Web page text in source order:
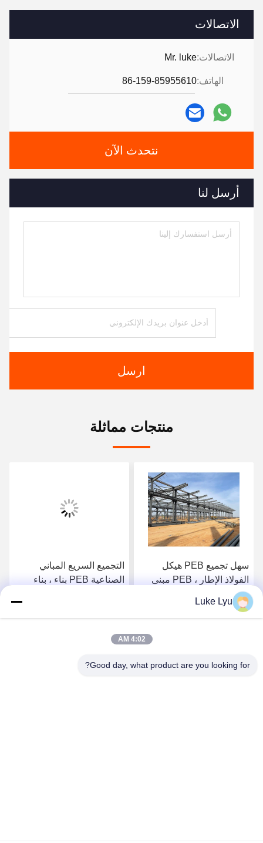
الاتصالات
الاتصالات:Mr. luke
الهاتف:86-159-85955610
نتحدث الآن
أرسل لنا
ارسل
منتجات مماثلة
سهل تجميع PEB هيكل
الفولاذ الإطار ، PEB مبنى
مسبق الهندسة مع المفاصل
المشددة
احصل على أفضل سعر
التجميع السريع المباني
الصناعية PEB بناء ، بناء
احصل على أفضل سعر
Luke Lyu
4:02 AM
Good day, what product are you looking for?